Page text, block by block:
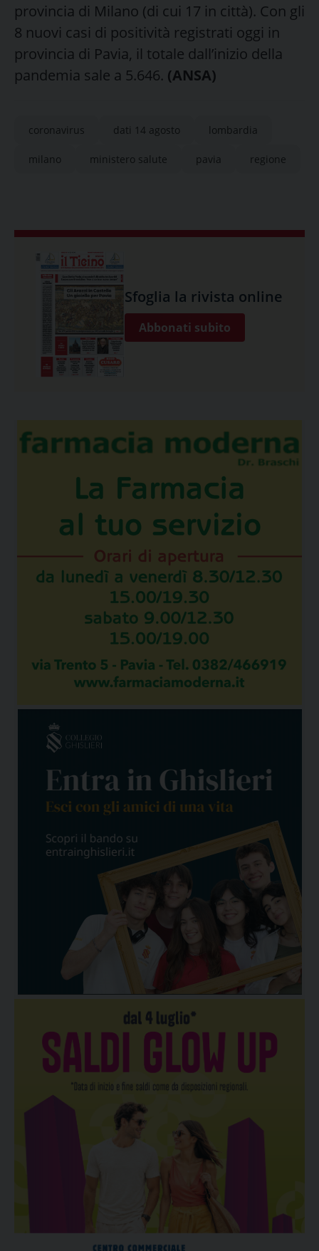
provincia di Milano (di cui 17 in città). Con gli
8 nuovi casi di positività registrati oggi in
provincia di Pavia, il totale dall’inizio della
pandemia sale a 5.646. (ANSA)
coronavirus dati 14 agosto lombardia
milano ministero salute pavia regione
Sfoglia la rivista online
Abbonati subito